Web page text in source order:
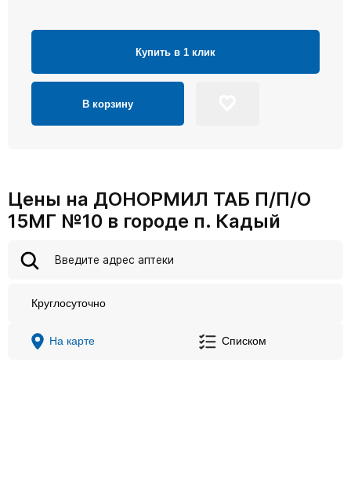
Купить в 1 клик
В корзину
Цены на ДОНОРМИЛ ТАБ П/П/О
15МГ №10 в городе п. Кадый
Круглосуточно
На карте Списком